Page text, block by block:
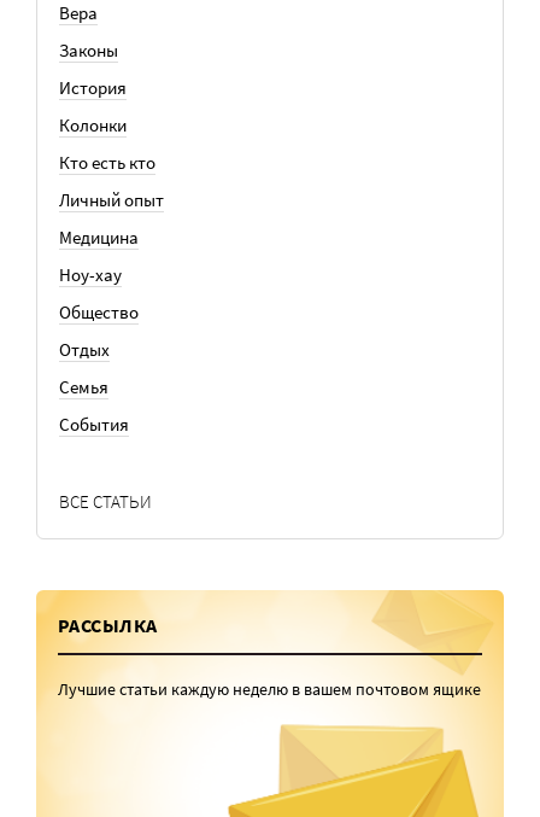
Вера
Законы
История
Колонки
Кто есть кто
Личный опыт
Медицина
Ноу-хау
Общество
Отдых
Семья
События
ВСЕ СТАТЬИ
РАССЫЛКА
Лучшие статьи каждую неделю в вашем почтовом ящике